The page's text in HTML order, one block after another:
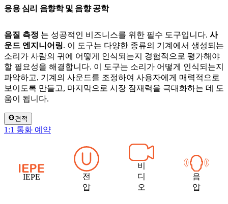
응용 심리 음향학 및 음향 공학
음질 측정 는 성공적인 비즈니스를 위한 필수 도구입니다. 사
운드 엔지니어링. 이 도구는 다양한 종류의 기계에서 생성되는
소리가 사람의 귀에 어떻게 인식되는지 경험적으로 평가해야
할 필요성을 해결합니다. 이 도구는 소리가 어떻게 인식되는지
파악하고, 기계의 사운드를 조정하여 사용자에게 매력적으로
보이도록 만들고, 마지막으로 시장 잠재력을 극대화하는 데 도
움이 됩니다.
견적
1:1 통화 예약
IEPE
전
압
비
디
오
음
압